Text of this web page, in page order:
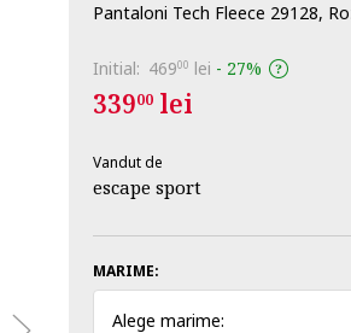
Pantaloni Tech Fleece 29128,
Initial: 46900 lei - 27%
33900lei
Vandut de
escape sport
MARIME:
Alege marime: